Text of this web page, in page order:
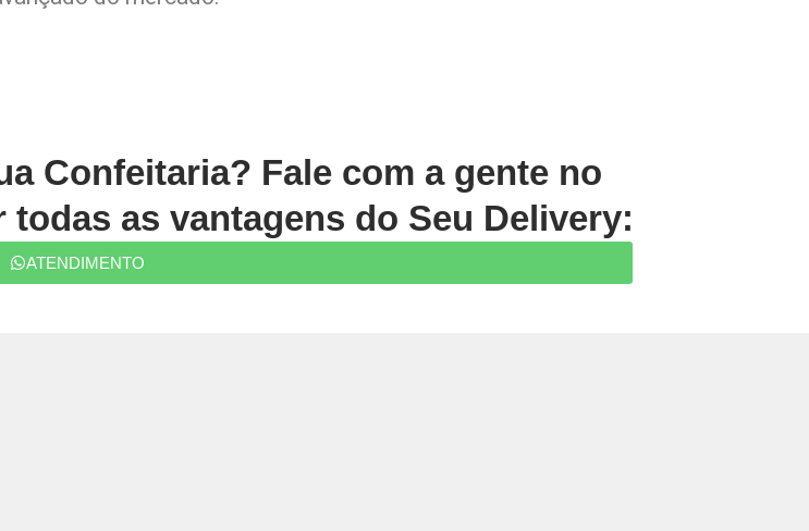
Confeitaria? Fale com a gente no
as vantagens do Seu Delivery:
ATENDIMENTO